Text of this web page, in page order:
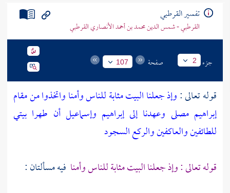
تفسير القرطبي
القرطبي - شمس الدين محمد بن أحمد الأنصاري القرطبي
جزء 2 صفحة 107
قوله تعالى :وإذ جعلنا البيت مثابة للناس وأمنا واتخذوا من مقام
إبراهيم مصلى وعهدنا إلى إبراهيم وإسماعيل أن طهرا بيتي
للطائفين والعاكفين والركع السجود
قوله تعالى : وإذ جعلنا البيت مثابة للناس وأمنا فيه مسألتان :